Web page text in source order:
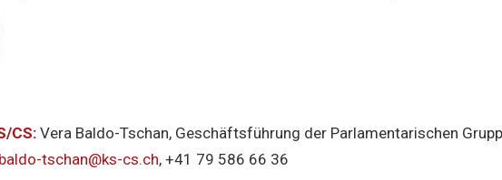
CS: Vera Baldo-Tschan, Geschäftsführung der Parlamentarischen
baldo-tschan@ks-cs.ch, +41 79 586 66 36